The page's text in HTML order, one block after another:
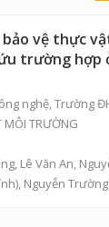
vệ thực
trường hợp
nghệ, Trường
MÔI TRƯỜNG
Lê Văn An,
Nguyễn